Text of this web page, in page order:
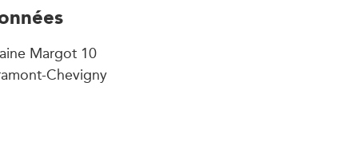
Margot 10
Chevigny